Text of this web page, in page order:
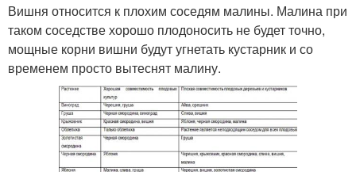
Вишня относится к плохим соседям малины. Малина при
таком соседстве хорошо плодоносить не будет точно,
мощные корни вишни будут угнетать кустарник и со
временем просто вытеснят малину.